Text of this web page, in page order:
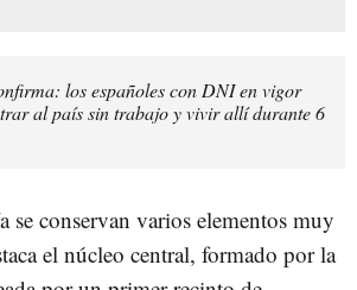
los españoles con DNI en vigor
al país sin trabajo y vivir allí durante 6
se conservan varios elementos muy
el núcleo central, formado por la